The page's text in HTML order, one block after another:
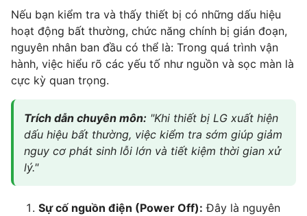
Nếu bạn kiểm tra và thấy thiết bị có những dấu hiệu
hoạt động bất thường, chức năng chính bị gián đoạn,
nguyên nhân ban đầu có thể là: Trong quá trình vận
hành, việc hiểu rõ các yếu tố như nguồn và sọc màn là
cực kỳ quan trọng.
Trích dẫn chuyên môn: "Khi thiết bị LG xuất hiện
dấu hiệu bất thường, việc kiểm tra sớm giúp giảm
nguy cơ phát sinh lỗi lớn và tiết kiệm thời gian xử
lý."
Sự cố nguồn điện (Power Off): Đây là nguyên